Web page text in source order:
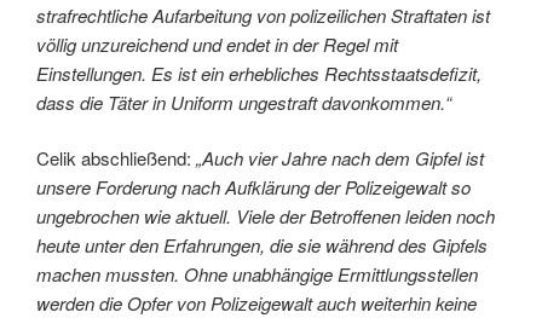
strafrechtliche Aufarbeitung von polizeilichen Straftaten ist
völlig unzureichend und endet in der Regel mit
Einstellungen. Es ist ein erhebliches Rechtsstaatsdefizit,
dass die Täter in Uniform ungestraft davonkommen.“
Celik abschließend: „Auch vier Jahre nach dem Gipfel ist
unsere Forderung nach Aufklärung der Polizeigewalt so
ungebrochen wie aktuell. Viele der Betroffenen leiden noch
heute unter den Erfahrungen, die sie während des Gipfels
machen mussten. Ohne unabhängige Ermittlungsstellen
werden die Opfer von Polizeigewalt auch weiterhin keine